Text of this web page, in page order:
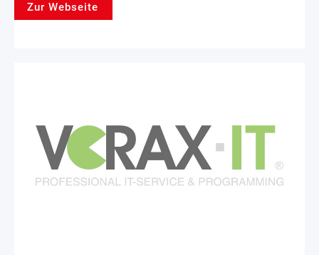
Zur Webseite